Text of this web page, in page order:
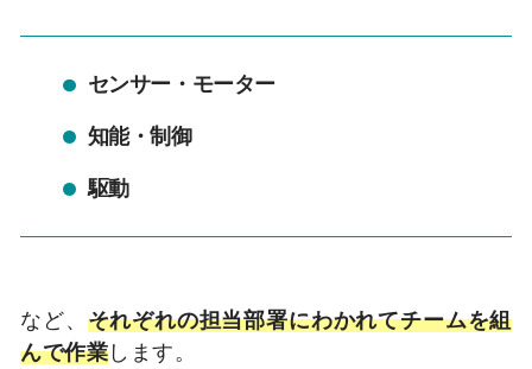
センサー・モーター
知能・制御
駆動
など、 それぞれの担当部署にわかれてチームを組
んで作業します。